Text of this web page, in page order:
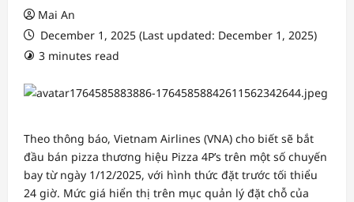
Mai An
December 1, 2025 (Last updated: December 1, 2025)
3 minutes read
Theo thông báo, Vietnam Airlines (VNA) cho biết sẽ bắt
đầu bán pizza thương hiệu Pizza 4P’s trên một số chuyến
bay từ ngày 1/12/2025, với hình thức đặt trước tối thiểu
24 giờ. Mức giá hiển thị trên mục quản lý đặt chỗ của